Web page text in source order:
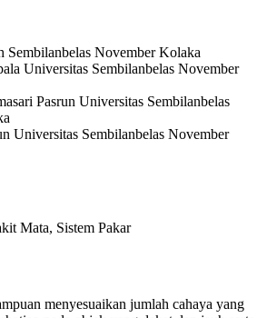
Sembilanbelas November Kolaka
Universitas Sembilanbelas November
Pasrun Universitas Sembilanbelas
Universitas Sembilanbelas November
Mata, Sistem Pakar
menyesuaikan jumlah cahaya yang